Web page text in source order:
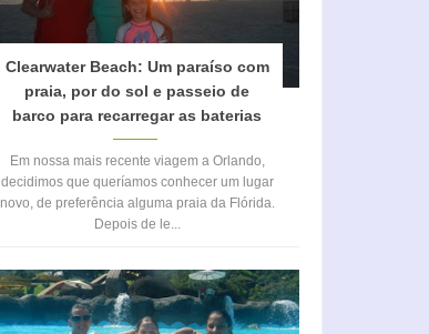
Clearwater Beach: Um paraíso com
praia, por do sol e passeio de
barco para recarregar as baterias
Em nossa mais recente viagem a Orlando,
decidimos que queríamos conhecer um lugar
novo, de preferência alguma praia da Flórida.
Depois de le...